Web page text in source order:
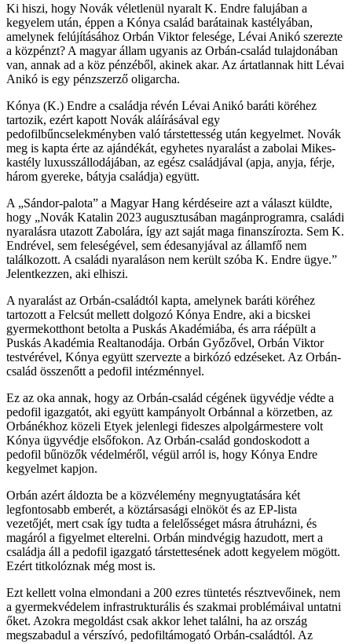
Ki hiszi, hogy Novák véletlenül nyaralt K. Endre falujában a
kegyelem után, éppen a Kónya család barátainak kastélyában,
amelynek felújításához Orbán Viktor felesége, Lévai Anikó szerezte
a közpénzt? A magyar állam ugyanis az Orbán-család tulajdonában
van, annak ad a köz pénzéből, akinek akar. Az ártatlannak hitt Lévai
Anikó is egy pénzszerző oligarcha.
Kónya (K.) Endre a családja révén Lévai Anikó baráti köréhez
tartozik, ezért kapott Novák aláírásával egy
pedofilbűncselekményben való társtettesség után kegyelmet. Novák
meg is kapta érte az ajándékát, egyhetes nyaralást a zabolai Mikes-
kastély luxusszállodájában, az egész családjával (apja, anyja, férje,
három gyereke, bátyja családja) együtt.
A „Sándor-palota” a Magyar Hang kérdéseire azt a választ küldte,
hogy „Novák Katalin 2023 augusztusában magánprogramra, családi
nyaralásra utazott Zabolára, így azt saját maga finanszírozta. Sem K.
Endrével, sem feleségével, sem édesanyjával az államfő nem
találkozott. A családi nyaraláson nem került szóba K. Endre ügye.”
Jelentkezzen, aki elhiszi.
A nyaralást az Orbán-családtól kapta, amelynek baráti köréhez
tartozott a Felcsút mellett dolgozó Kónya Endre, aki a bicskei
gyermekotthont betolta a Puskás Akadémiába, és arra ráépült a
Puskás Akadémia Realtanodája. Orbán Győzővel, Orbán Viktor
testvérével, Kónya együtt szervezte a birkózó edzéseket. Az Orbán-
család összenőtt a pedofil intézménnyel.
Ez az oka annak, hogy az Orbán-család cégének ügyvédje védte a
pedofil igazgatót, aki együtt kampányolt Orbánnal a körzetben, az
Orbánékhoz közeli Etyek jelenlegi fideszes alpolgármestere volt
Kónya ügyvédje elsőfokon. Az Orbán-család gondoskodott a
pedofil bűnözők védelméről, végül arról is, hogy Kónya Endre
kegyelmet kapjon.
Orbán azért áldozta be a közvélemény megnyugtatására két
legfontosabb emberét, a köztársasági elnököt és az EP-lista
vezetőjét, mert csak így tudta a felelősséget másra átruházni, és
magáról a figyelmet elterelni. Orbán mindvégig hazudott, mert a
családja áll a pedofil igazgató társtettesének adott kegyelem mögött.
Ezért titkolóznak még most is.
Ezt kellett volna elmondani a 200 ezres tüntetés résztvevőinek, nem
a gyermekvédelem infrastrukturális és szakmai problémáival untatni
őket. Azokra megoldást csak akkor lehet találni, ha az ország
megszabadul a vérszívó, pedofiltámogató Orbán-családtól. Az